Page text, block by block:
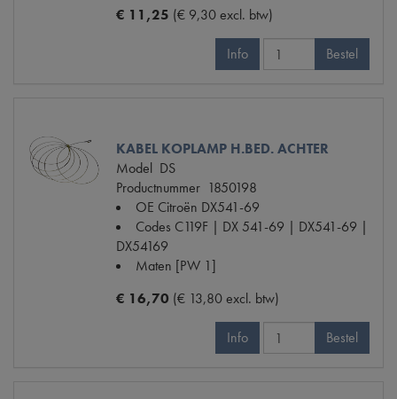
€ 11,25 (€ 9,30 excl. btw)
Info Bestel
KABEL KOPLAMP H.BED. ACHTER
Model DS
Productnummer 1850198
OE Citroën DX541-69
Codes C119F | DX 541-69 | DX541-69 |
DX54169
Maten [PW 1]
€ 16,70 (€ 13,80 excl. btw)
Info Bestel